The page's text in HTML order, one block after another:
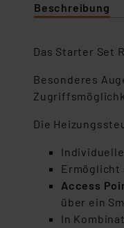
Beschreibung
Das Starter Set
Besonderes
Die
Ermöglicht
Access
über ein
In